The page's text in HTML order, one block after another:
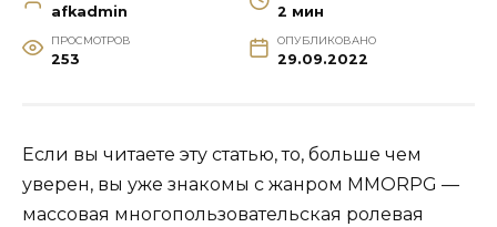
afkadmin 2 мин
ПРОСМОТРОВ
253
ОПУБЛИКОВАНО
29.09.2022
Если вы читаете эту статью, то, больше чем
уверен, вы уже знакомы с жанром MMORPG —
массовая многопользовательская ролевая